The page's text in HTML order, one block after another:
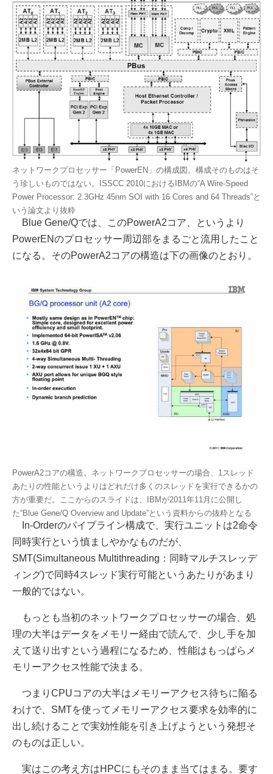
ネットワークプロセッサー「PowerEN」の構成図。構成そのものはそ
う珍しいものではない。ISSCC 2010におけるIBMの“A Wire-Speed
Power Processor: 2.3GHz 45nm SOI with 16 Cores and 64 Threads”と
いう論文より抜粋
Blue Gene/Qでは、このPowerA2コア、というより
PowerENのプロセッサー周辺部をまるごと流用したこと
になる。そのPowerA2コアの構造は下の画像のとおり。
PowerA2コアの構造。ネットワークプロセッサーの場合、1スレッド
あたりの性能というよりはどれだけ多くのスレッドを実行できるかの
方が重要だ。ここからのスライドは、IBMが2011年11月に公開し
た“Blue Gene/Q Overview and Update”という資料からの抜粋となる
In-Orderのパイプライン構成で、実行ユニットは2命令
同時実行という慎ましやかなものだが、
SMT(Simultaneous Multithreading：同時マルチスレッデ
ィング)で同時4スレッド実行可能というあたりがあまり
一般的ではない。
もっとも当初のネットワークプロセッサーの場合、処
理の大半はデータをメモリー経由で読んで、少し手を加
えて送り出すという過程になるため、性能はもっぱらメ
モリーアクセス性能で決まる。
つまりCPUコアの大半はメモリーアクセス待ちに陥る
わけで、SMTを使ってメモリーアクセス要求を効率的に
出し続けることで実効性能を引き上げようという発想そ
のものは正しい。
実はこの考え方はHPCにもそのまま当てはまる。要す